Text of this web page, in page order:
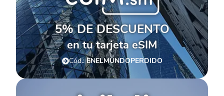
5% DE DESCUENTO
en tu tarjeta eSIM
Cód.:ENELMUNDOPERDIDO